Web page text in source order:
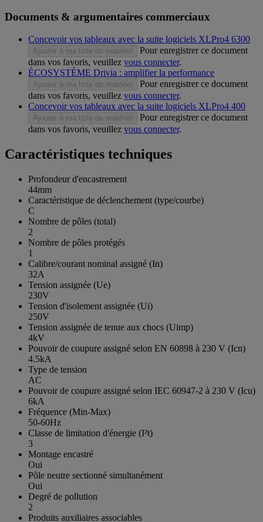
Documents & argumentaires commerciaux
Concevoir vos tableaux avec la suite logiciels XLPro4 6300
Ajouter à ma liste de matériel
Pour enregistrer ce document
dans vos favoris, veuillez vous connecter.
ÉCOSYSTÈME Drivia : amplifier la performance
Ajouter à ma liste de matériel
Pour enregistrer ce document
dans vos favoris, veuillez vous connecter.
Concevoir vos tableaux avec la suite logiciels XLPro4 400
Ajouter à ma liste de matériel
Pour enregistrer ce document
dans vos favoris, veuillez vous connecter.
Caractéristiques techniques
Profondeur d'encastrement
44mm
Caractéristique de déclenchement (type/courbe)
C
Nombre de pôles (total)
2
Nombre de pôles protégés
1
Calibre/courant nominal assigné (In)
32A
Tension assignée (Ue)
230V
Tension d'isolement assignée (Ui)
250V
Tension assignée de tenue aux chocs (Uimp)
4kV
Pouvoir de coupure assigné selon EN 60898 à 230 V (Icn)
4.5kA
Type de tension
AC
Pouvoir de coupure assigné selon IEC 60947-2 à 230 V (Icu)
6kA
Fréquence (Min-Max)
50-60Hz
Classe de limitation d'énergie (I²t)
3
Montage encastré
Oui
Pôle neutre sectionné simultanément
Oui
Degré de pollution
2
Produits auxiliaires associables